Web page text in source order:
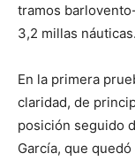
tramos
3,2 millas náuticas.
En la primera
claridad, de
posición seguido
García, que